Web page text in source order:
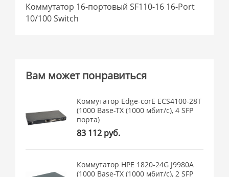
Коммутатор 16-портовый SF110-16 16-Port
10/100 Switch
Вам может понравиться
Коммутатор Edge-corE ECS4100-28T
(1000 Base-TX (1000 мбит/с), 4 SFP
порта)
83 112 руб.
Коммутатор HPE 1820-24G J9980A
(1000 Base-TX (1000 мбит/с), 2 SFP